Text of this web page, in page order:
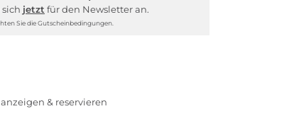
jetzt für den Newsletter an.
Sie die Gutscheinbedingungen.
& reservieren